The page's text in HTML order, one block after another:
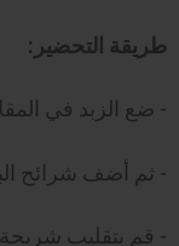
طريقة التحضير:
- ضع الزبد في
- ثم أضف شرائح
- قم بتقليب